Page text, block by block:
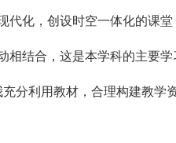
代化，创设时空一体化的课堂
相结合，这是本学科的主要学
分利用教材，合理构建教学